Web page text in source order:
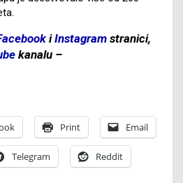
iInstagram stranici,
kanalu –
Print Email
Telegram Reddit